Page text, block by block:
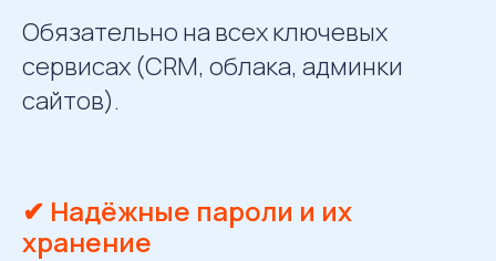
Обязательно на всех ключевых
сервисах (CRM, облака, админки
сайтов).
✔ Надёжные пароли и их
хранение